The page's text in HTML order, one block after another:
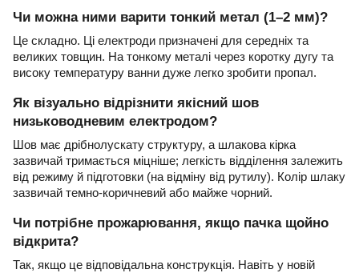
Чи можна ними варити тонкий метал (1–2 мм)?
Це складно. Ці електроди призначені для середніх та
великих товщин. На тонкому металі через коротку дугу та
високу температуру ванни дуже легко зробити пропал.
Як візуально відрізнити якісний шов
низьководневим електродом?
Шов має дрібнолускату структуру, а шлакова кірка
зазвичай тримається міцніше; легкість відділення залежить
від режиму й підготовки (на відміну від рутилу). Колір шлаку
зазвичай темно-коричневий або майже чорний.
Чи потрібне прожарювання, якщо пачка щойно
відкрита?
Так, якщо це відповідальна конструкція. Навіть у новій